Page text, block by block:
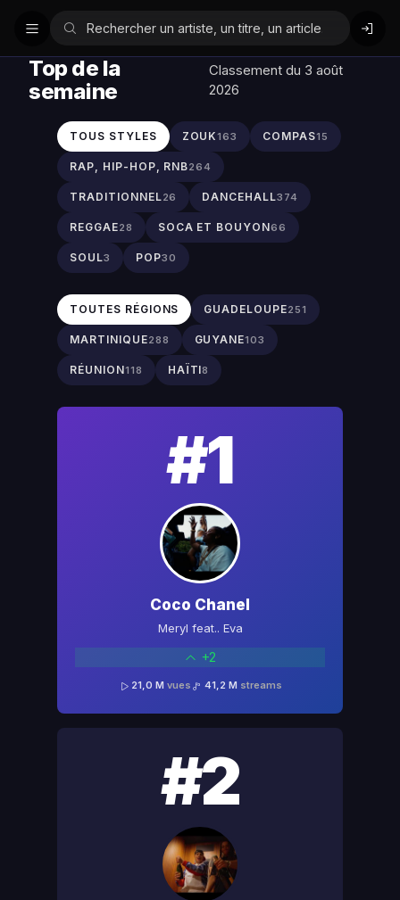
Top de la
semaine
Classement du 3 août
2026
TOUS STYLES ZOUK163 COMPAS15
RAP, HIP-HOP, RNB264
TRADITIONNEL26 DANCEHALL374
REGGAE28 SOCA ET BOUYON66
SOUL3 POP30
TOUTES RÉGIONS GUADELOUPE251
MARTINIQUE288 GUYANE103
RÉUNION118 HAÏTI8
#2
#1
Coco Chanel
Meryl feat.. Eva
+2
21,0 M vues 41,2 M streams